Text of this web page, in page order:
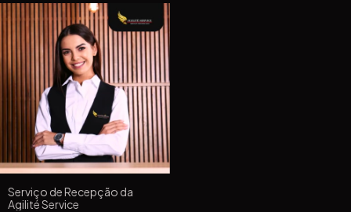
Serviço de Recepção da
Agilité Service